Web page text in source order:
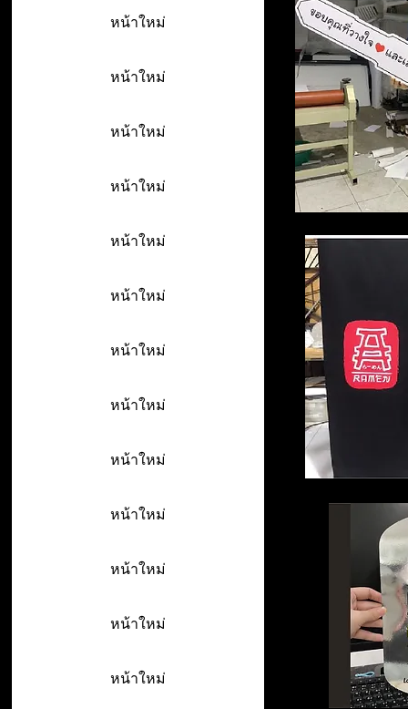
หน้าใหม่
หน้าใหม่
หน้าใหม่
หน้าใหม่
หน้าใหม่
หน้าใหม่
หน้าใหม่
หน้าใหม่
หน้าใหม่
หน้าใหม่
หน้าใหม่
หน้าใหม่
หน้าใหม่